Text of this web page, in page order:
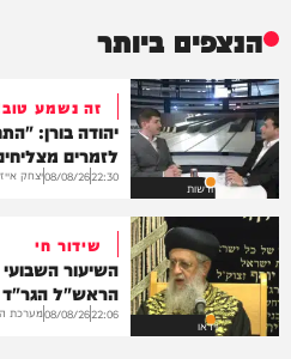
הנצפים ביותר
חדשות
זה נשמע
יהודה בורן:
לזמרים
22:30
08/08/26יצחק
וידאו
שידור חי
השיעור
הראש"ל הגר"ד
22:06
08/08/26מערכת